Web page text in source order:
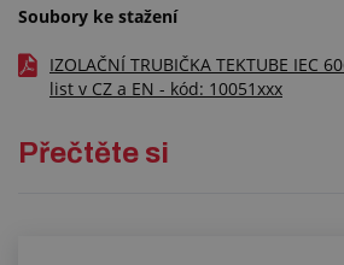
Soubory ke stažení
IZOLAČNÍ TRUBIČKA TEKTUBE IEC
list v CZ a EN - kód: 10051xxx
Přečtěte si